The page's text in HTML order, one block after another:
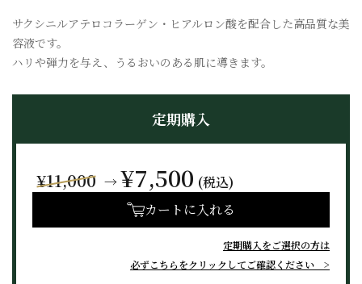
サクシニルアテロコラーゲン・ヒアルロン酸を配合した高品質な美
容液です。
ハリや弾力を与え、うるおいのある肌に導きます。
定期購入
¥11,000 → ¥7,500 (税込)
カートに入れる
定期購入をご選択の方は
必ずこちらをクリックしてご確認ください